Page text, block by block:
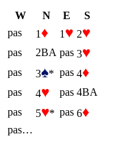
W N E
S
pas
1♦ 1 ♥ 2♥
pas 2BA pas 3♥
pas 3♠* pas 4♦
pas 4♥ pas 4BA
pas
5♥* pas 6♦
pas…